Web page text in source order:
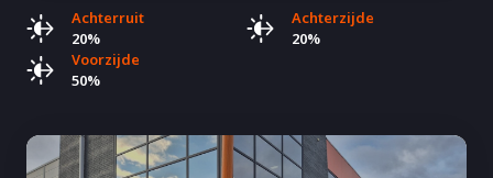
Achterruit
20%
Achterzijde
20%
Voorzijde
50%